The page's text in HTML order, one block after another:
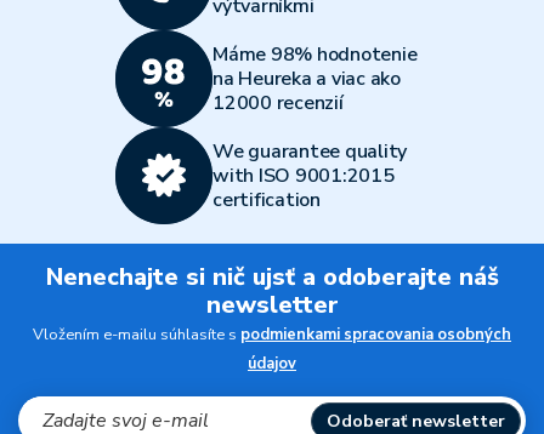
výtvarníkmi
Máme 98% hodnotenie
na Heureka a viac ako
12000 recenzií
We guarantee quality
with ISO 9001:2015
certification
Nenechajte si nič ujsť a odoberajte náš
newsletter
Vložením e-mailu súhlasíte s podmienkami spracovania osobných
údajov
Odoberať newsletter